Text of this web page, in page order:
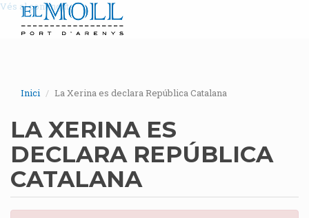
Vés al contingut
Inici La Xerina es declara República Catalana
LA XERINA ES
DECLARA REPÚBLICA
CATALANA